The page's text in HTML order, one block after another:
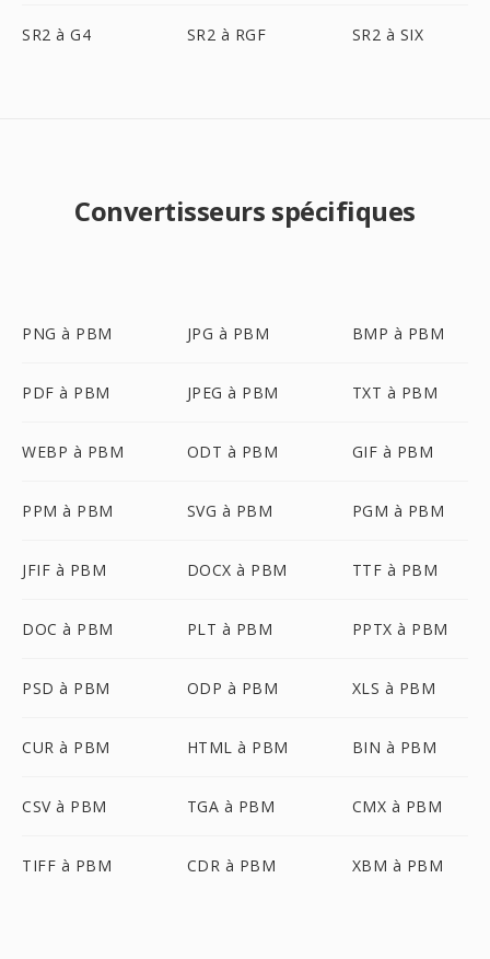
SR2 à G4 SR2 à RGF SR2 à SIX
Convertisseurs spécifiques
PNG à PBM JPG à PBM BMP à PBM
PDF à PBM JPEG à PBM TXT à PBM
WEBP à PBM ODT à PBM GIF à PBM
PPM à PBM SVG à PBM PGM à PBM
JFIF à PBM DOCX à PBM TTF à PBM
DOC à PBM PLT à PBM PPTX à PBM
PSD à PBM ODP à PBM XLS à PBM
CUR à PBM HTML à PBM BIN à PBM
CSV à PBM TGA à PBM CMX à PBM
TIFF à PBM CDR à PBM XBM à PBM